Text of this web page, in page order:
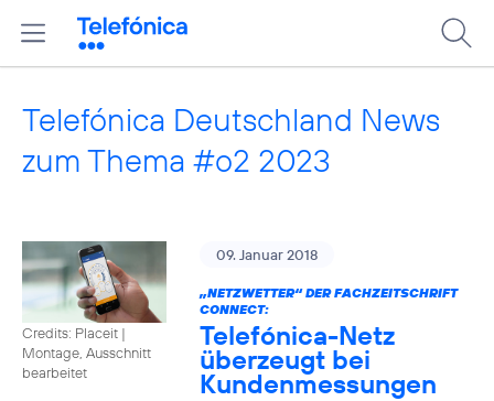
Telefónica Deutschland News
zum Thema #o2 2023
Credits: Placeit |
Montage, Ausschnitt
bearbeitet
09. Januar 2018
„NETZWETTER“ DER FACHZEITSCHRIFT
CONNECT:
Telefónica-Netz
überzeugt bei
Kundenmessungen